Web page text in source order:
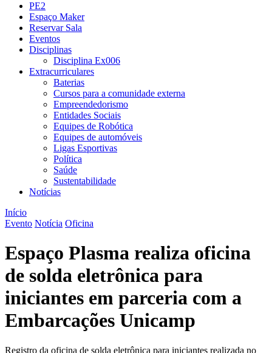
PE2
Espaço Maker
Reservar Sala
Eventos
Disciplinas
Disciplina Ex006
Extracurriculares
Baterias
Cursos para a comunidade externa
Empreendedorismo
Entidades Sociais
Equipes de Robótica
Equipes de automóveis
Ligas Esportivas
Política
Saúde
Sustentabilidade
Notícias
Início
Evento Notícia Oficina
Espaço Plasma realiza oficina
de solda eletrônica para
iniciantes em parceria com a
Embarcações Unicamp
Registro da oficina de solda eletrônica para iniciantes realizada no